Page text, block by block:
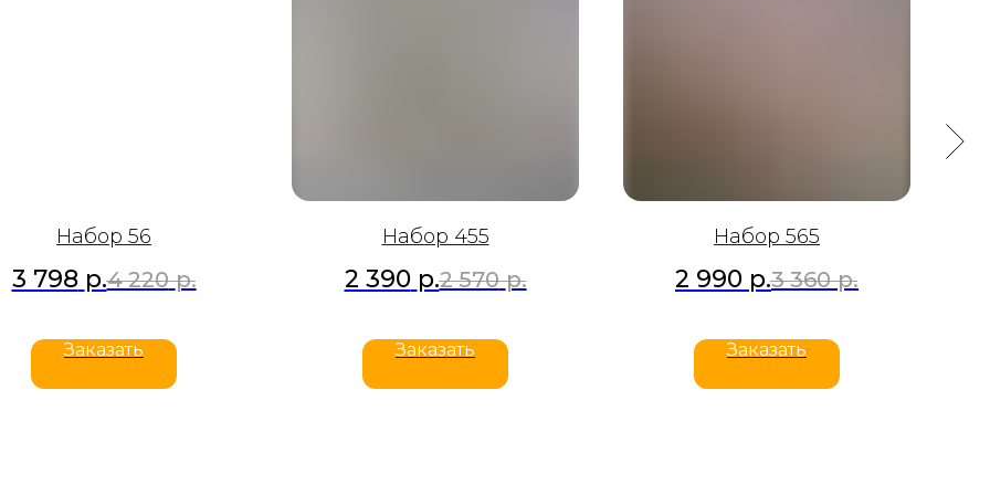
Набор 56
3 798 р.4 220 р.
Заказать
Набор 455
2 390 р.2 570 р.
Заказать
Набор 565
2 990 р.3 360 р.
Заказать